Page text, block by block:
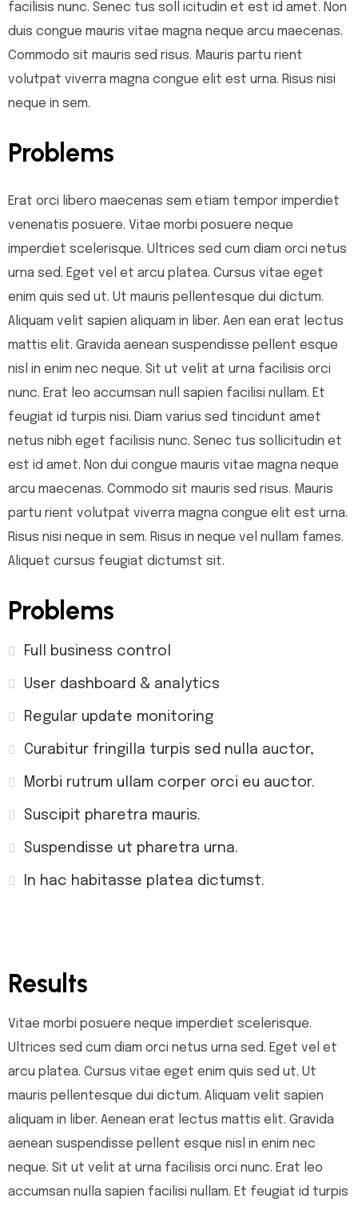
facilisis nunc. Senec tus soll icitudin et est id amet. Non
duis congue mauris vitae magna neque arcu maecenas.
Commodo sit mauris sed risus. Mauris partu rient
volutpat viverra magna congue elit est urna. Risus nisi
neque in sem.
Problems
Erat orci libero maecenas sem etiam tempor imperdiet
venenatis posuere. Vitae morbi posuere neque
imperdiet scelerisque. Ultrices sed cum diam orci netus
urna sed. Eget vel et arcu platea. Cursus vitae eget
enim quis sed ut. Ut mauris pellentesque dui dictum.
Aliquam velit sapien aliquam in liber. Aen ean erat lectus
mattis elit. Gravida aenean suspendisse pellent esque
nisl in enim nec neque. Sit ut velit at urna facilisis orci
nunc. Erat leo accumsan null sapien facilisi nullam. Et
feugiat id turpis nisi. Diam varius sed tincidunt amet
netus nibh eget facilisis nunc. Senec tus sollicitudin et
est id amet. Non dui congue mauris vitae magna neque
arcu maecenas. Commodo sit mauris sed risus. Mauris
partu rient volutpat viverra magna congue elit est urna.
Risus nisi neque in sem. Risus in neque vel nullam fames.
Aliquet cursus feugiat dictumst sit.
Problems
Full business control
User dashboard & analytics
Regular update monitoring
Curabitur fringilla turpis sed nulla auctor,
Morbi rutrum ullam corper orci eu auctor.
Suscipit pharetra mauris.
Suspendisse ut pharetra urna.
In hac habitasse platea dictumst.
Results
Vitae morbi posuere neque imperdiet scelerisque.
Ultrices sed cum diam orci netus urna sed. Eget vel et
arcu platea. Cursus vitae eget enim quis sed ut. Ut
mauris pellentesque dui dictum. Aliquam velit sapien
aliquam in liber. Aenean erat lectus mattis elit. Gravida
aenean suspendisse pellent esque nisl in enim nec
neque. Sit ut velit at urna facilisis orci nunc. Erat leo
accumsan nulla sapien facilisi nullam. Et feugiat id turpis